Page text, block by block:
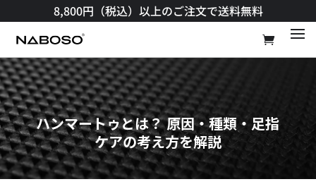
8,800円（税込）以上のご注文で送料無料​
ハンマートゥとは？ 原因・種類・足指
ケアの考え方を解説